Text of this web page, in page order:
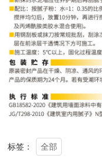
标签： 全部